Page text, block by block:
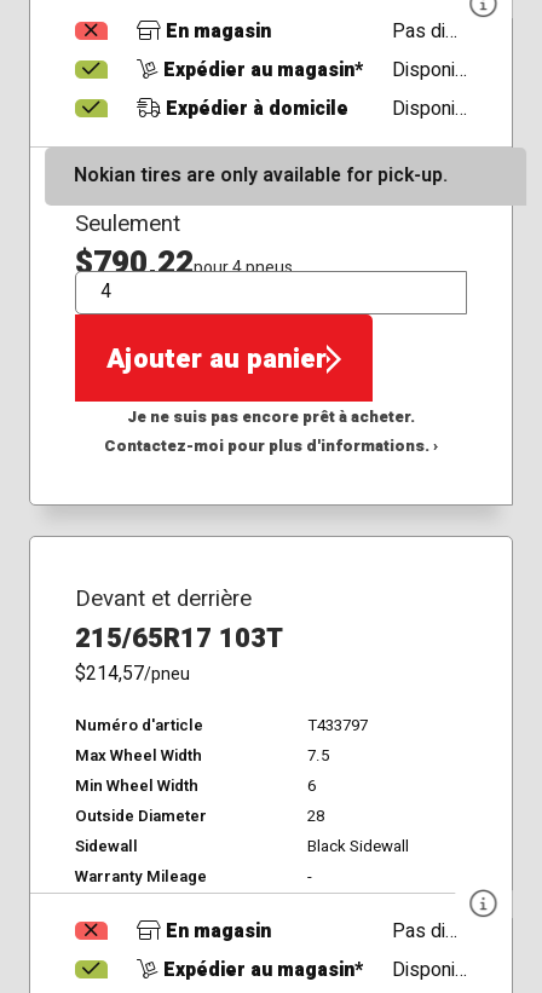
En magasin
Pas disponible
Expédier au magasin*
Disponible
Expédier à domicile
Disponible
Nokian tires are only available for pick-up.
Seulement
$790,22pour 4 pneus
QTÉ
Ajouter au panier
Je ne suis pas encore prêt à acheter.
Contactez-moi pour plus d'informations. ›
Devant et derrière
215/65R17 103T
$214,57/pneu
Numéro d'article
T433797
Max Wheel Width
7.5
Min Wheel Width
6
Outside Diameter
28
Sidewall
Black Sidewall
Warranty Mileage
-
En magasin
Pas disponible
Expédier au magasin*
Disponible